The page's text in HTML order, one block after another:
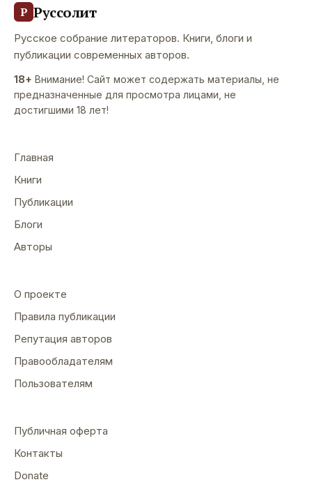
Р Руссолит
Русское собрание литераторов. Книги, блоги и
публикации современных авторов.
18+ Внимание! Сайт может содержать материалы, не
предназначенные для просмотра лицами, не
достигшими 18 лет!
Главная
Книги
Публикации
Блоги
Авторы
О проекте
Правила публикации
Репутация авторов
Правообладателям
Пользователям
Публичная оферта
Контакты
Donate